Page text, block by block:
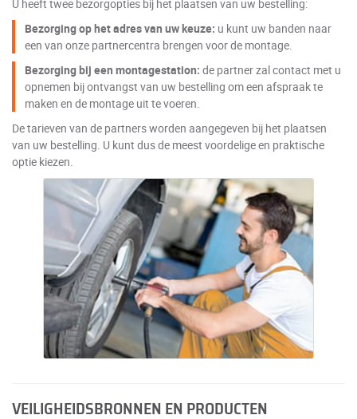
U heeft twee bezorgopties bij het plaatsen van uw bestelling:
Bezorging op het adres van uw keuze: u kunt uw banden naar
een van onze partnercentra brengen voor de montage.
Bezorging bij een montagestation: de partner zal contact met u
opnemen bij ontvangst van uw bestelling om een afspraak te
maken en de montage uit te voeren.
De tarieven van de partners worden aangegeven bij het plaatsen
van uw bestelling. U kunt dus de meest voordelige en praktische
optie kiezen.
VEILIGHEIDSBRONNEN EN PRODUCTEN